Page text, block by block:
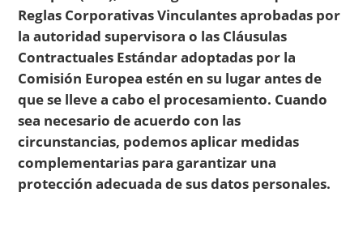
Reglas Corporativas Vinculantes aprobadas por
la autoridad supervisora o las Cláusulas
Contractuales Estándar adoptadas por la
Comisión Europea estén en su lugar antes de
que se lleve a cabo el procesamiento. Cuando
sea necesario de acuerdo con las
circunstancias, podemos aplicar medidas
complementarias para garantizar una
protección adecuada de sus datos personales.